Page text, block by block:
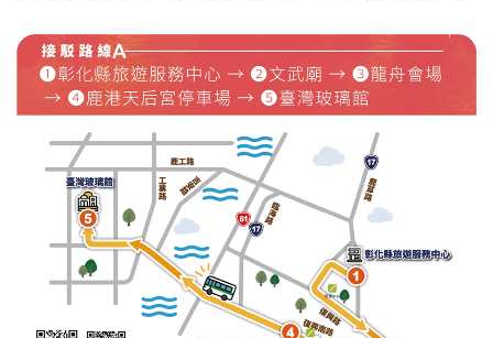
遊服務中心」兌換限量「茄芷袋零錢包」 集章景點（共19
處） 鹿港公會堂、和興青創基地、鶴棲別墅、半邊井、魯
班公宴、文武廟、三山國王廟、文德宮、玉渠宮、龍山寺、
地藏王廟、興安宮、舊港溪水中舞台、金門館、護安宮、卷
木森活館、白蘭氏健康博物館、緞帶王觀光工廠、臺灣玻璃
館。 📍集章禮兌換地點 彰化縣旅遊服務中心活動服務台
（鹿港鎮復興路506號） ⏰兌換時間 6/19－6/21 每日10:00
－17:00 ⚠️活動贈品數量有限，換完為止！手腳要快唷！ 這
個端午，就讓我們跟著數位集章一起探索鹿港巷弄、 古蹟
廟宇與觀光工廠，感受最有味道的鹿港慶端陽！🐉 #愛玩彰
化 #鹿港慶端陽 #數位集章 #端午連假 #彰化旅遊